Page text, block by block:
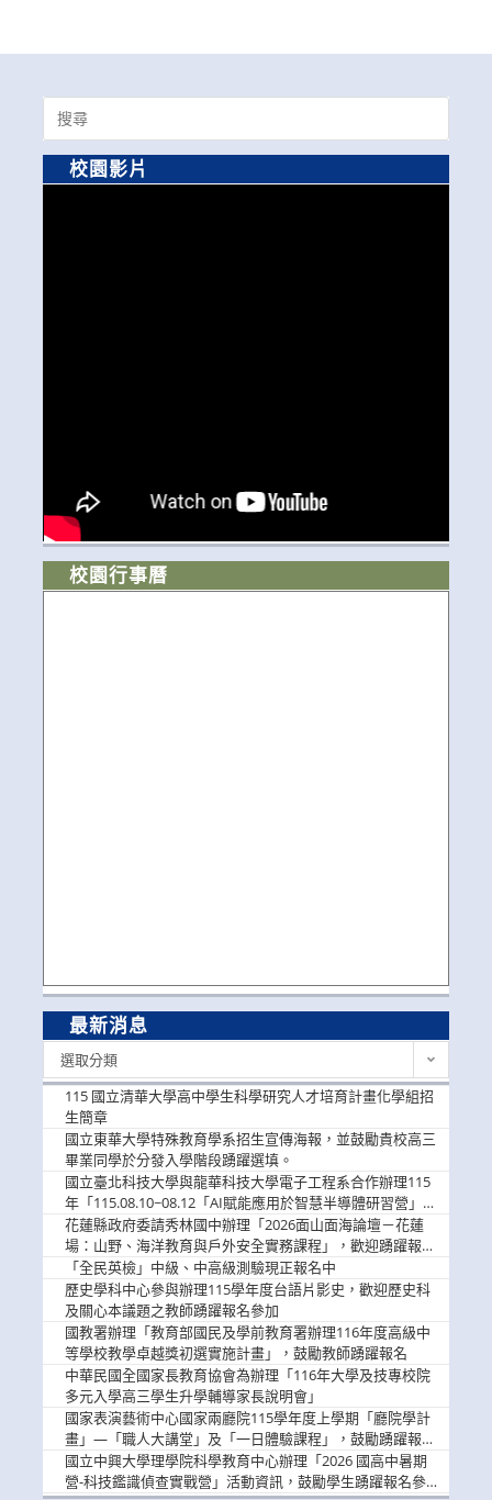
Search
for:
校園影片
校園行事曆
最新消息
選取分類
115 國立清華大學高中學生科學研究人才培育計畫化學組招
生簡章
國立東華大學特殊教育學系招生宣傳海報，並鼓勵貴校高三
畢業同學於分發入學階段踴躍選填。
國立臺北科技大學與龍華科技大學電子工程系合作辦理115
年「115.08.10~08.12「AI賦能應用於智慧半導體研習營」，
歡迎學生踴躍報名參加
花蓮縣政府委請秀林國中辦理「2026面山面海論壇－花蓮
場：山野、海洋教育與戶外安全實務課程」，歡迎踴躍報名
參加
「全民英檢」中級、中高級測驗現正報名中
歷史學科中心參與辦理115學年度台語片影史，歡迎歷史科
及關心本議題之教師踴躍報名參加
國教署辦理「教育部國民及學前教育署辦理116年度高級中
等學校教學卓越獎初選實施計畫」，鼓勵教師踴躍報名
中華民國全國家長教育協會為辦理「116年大學及技專校院
多元入學高三學生升學輔導家長說明會」
國家表演藝術中心國家兩廳院115學年度上學期「廳院學計
畫」—「職人大講堂」及「一日體驗課程」，鼓勵踴躍報名
參與。
國立中興大學理學院科學教育中心辦理「2026 國高中暑期
營-科技鑑識偵查實戰營」活動資訊，鼓勵學生踴躍報名參